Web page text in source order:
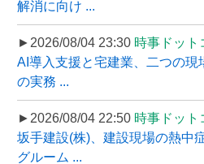
解消に向け ...
►2026/08/04 23:30 時事ドット
AI導入支援と宅建業、二つの現
の実務 ...
►2026/08/04 22:50 時事ドット
坂手建設(株)、建設現場の熱中
グルーム ...